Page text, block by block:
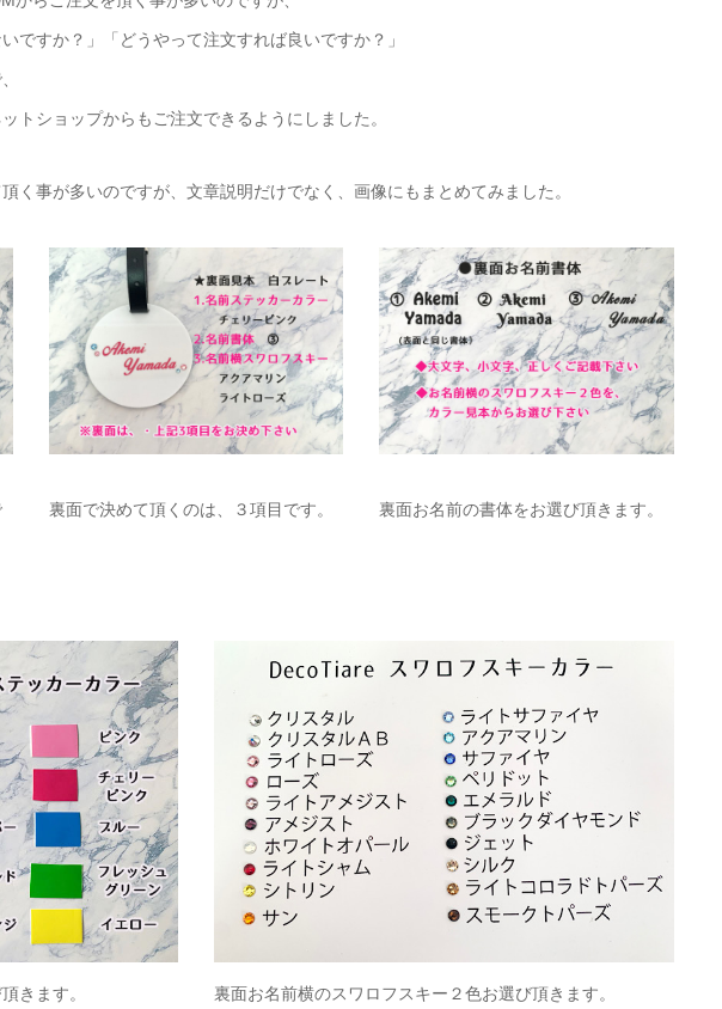
ですか？」「どうやって注文すれば良いですか？」
トショップからもご注文できるようにしました。
く事が多いのですが、文章説明だけでなく、画像にもまとめてみました。
裏面で決めて頂くのは、３項目です。 裏面お名前の書体をお選び頂きます。
きます。 裏面お名前横のスワロフスキー２色お選び頂きます。